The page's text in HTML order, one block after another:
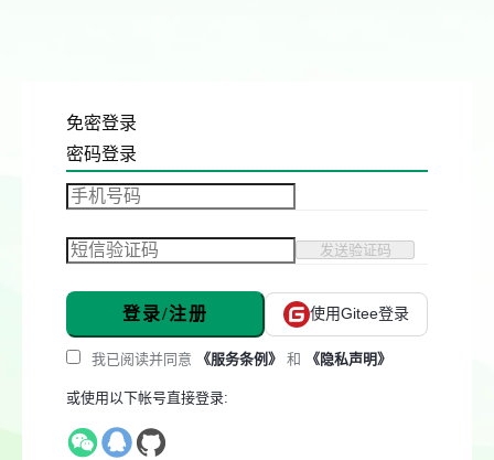
免密登录
密码登录
发送验证码
登录/注册 使用Gitee登录
我已阅读并同意 《服务条例》 和 《隐私声明》
或使用以下帐号直接登录: